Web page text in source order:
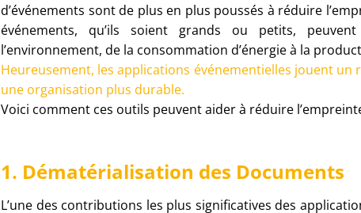
d’événements sont de plus en plus poussés à réduire
événements, qu’ils soient grands ou petits,
l’environnement, de la consommation d’énergie à la
Heureusement, les applications événementielles jouent
une organisation plus durable.
Voici comment ces outils peuvent aider à réduire
1. Dématérialisation des Documents
L’une des contributions les plus significatives des